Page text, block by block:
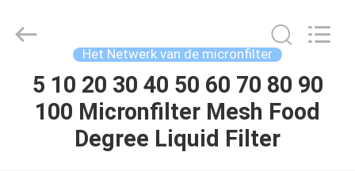
HUIS
PRODUCTEN
Technology
Reserved.
Het Netwerk van de micronfilter
5 10 20 30 40 50 60 70 80 90
100 Micronfilter Mesh Food
Degree Liquid Filter